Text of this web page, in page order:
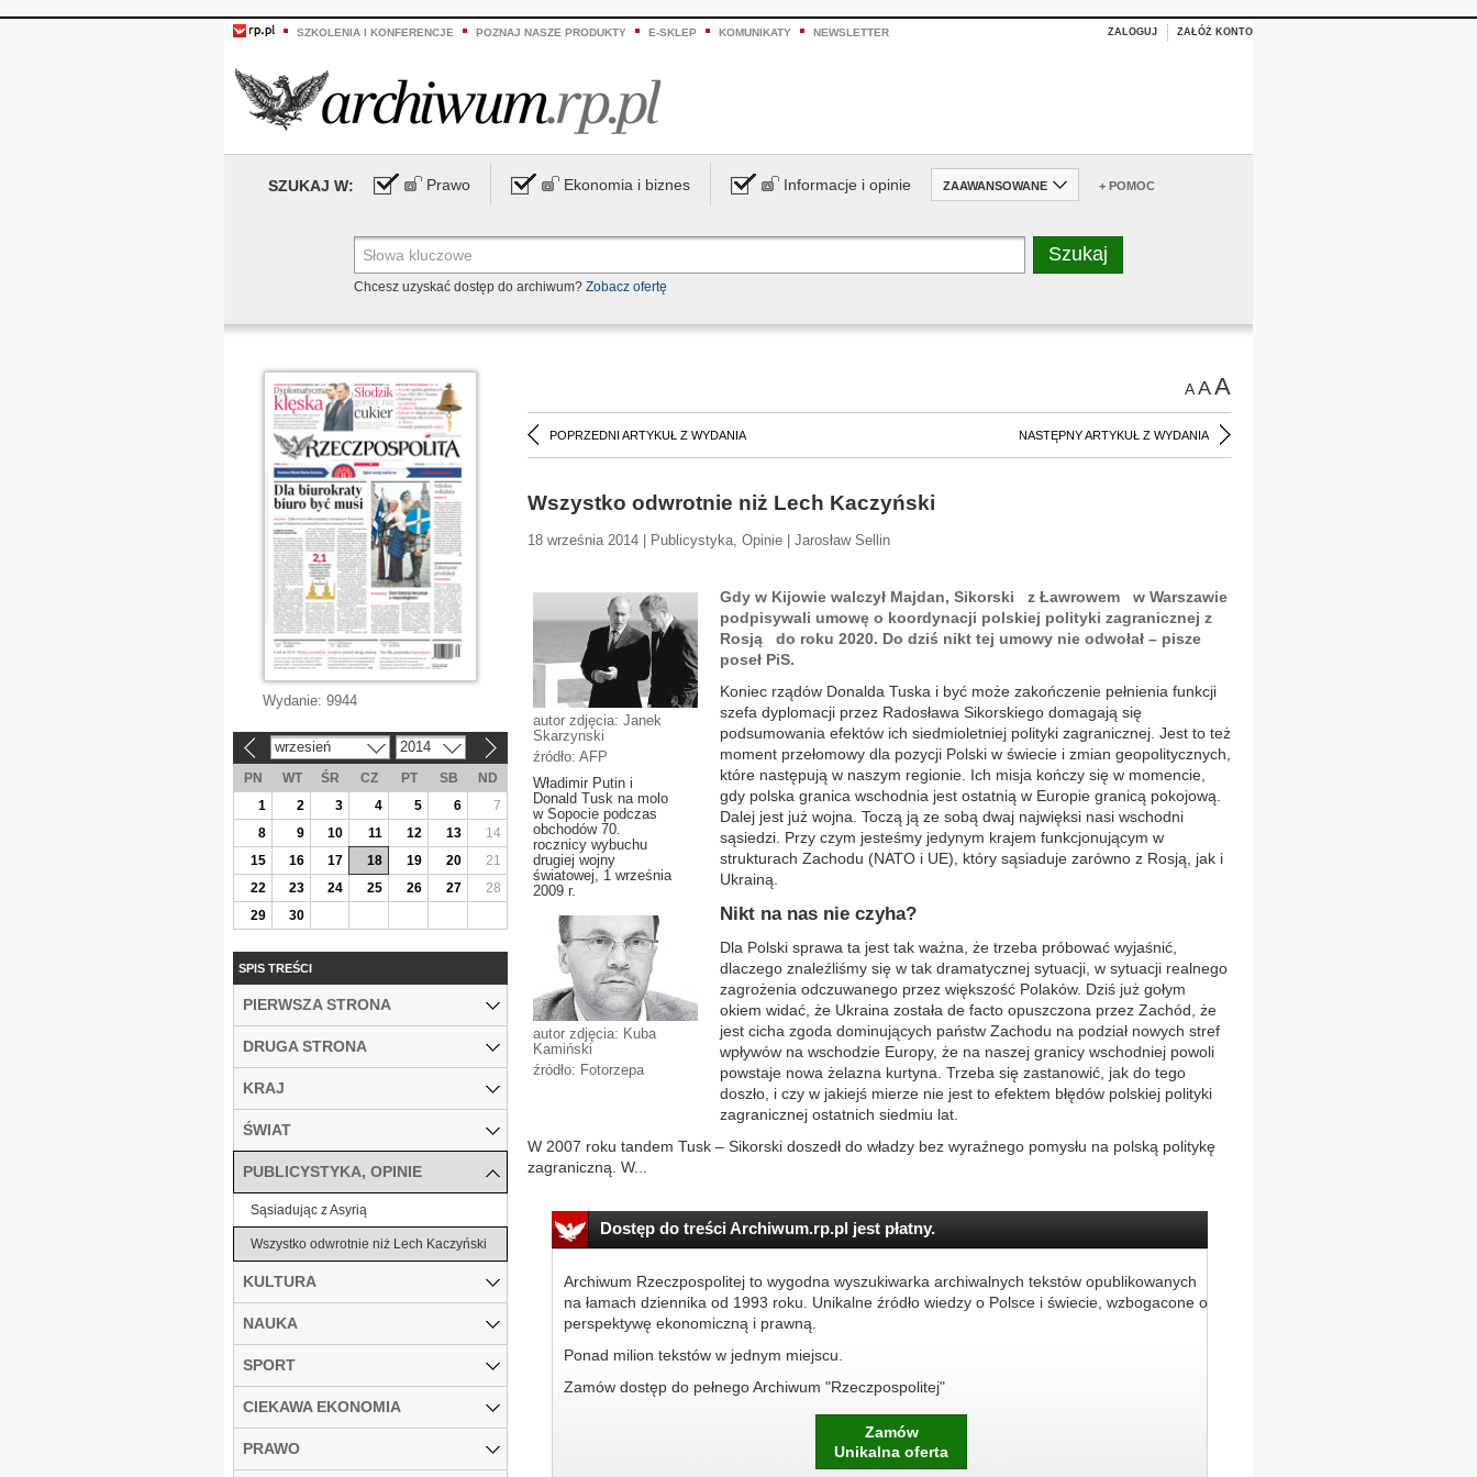
SZKOLENIA I KONFERENCJE POZNAJ NASZE PRODUKTY E-SKLEP KOMUNIKATY NEWSLETTER ZALOGUJ ZAŁÓŻ KONTO
SZUKAJ W: Prawo Ekonomia i biznes Informacje i opinie ZAAWANSOWANE + POMOC
Chcesz uzyskać dostęp do archiwum? Zobacz ofertę
AAA
POPRZEDNI ARTYKUŁ Z WYDANIA NASTĘPNY ARTYKUŁ Z WYDANIA
Wszystko odwrotnie niż Lech Kaczyński
18 września 2014 | Publicystyka, Opinie | Jarosław Sellin
autor zdjęcia: Janek
Skarzynski
źródło: AFP
Władimir Putin i
Donald Tusk na molo
w Sopocie podczas
obchodów 70.
rocznicy wybuchu
drugiej wojny
światowej, 1 września
2009 r.
autor zdjęcia: Kuba
Kamiński
źródło: Fotorzepa
Gdy w Kijowie walczył Majdan, Sikorski z Ławrowem w Warszawie
podpisywali umowę o koordynacji polskiej polityki zagranicznej z
Rosją do roku 2020. Do dziś nikt tej umowy nie odwołał – pisze
poseł PiS.
Koniec rządów Donalda Tuska i być może zakończenie pełnienia funkcji
szefa dyplomacji przez Radosława Sikorskiego domagają się
podsumowania efektów ich siedmioletniej polityki zagranicznej. Jest to też
moment przełomowy dla pozycji Polski w świecie i zmian geopolitycznych,
które następują w naszym regionie. Ich misja kończy się w momencie,
gdy polska granica wschodnia jest ostatnią w Europie granicą pokojową.
Dalej jest już wojna. Toczą ją ze sobą dwaj najwięksi nasi wschodni
sąsiedzi. Przy czym jesteśmy jedynym krajem funkcjonującym w
strukturach Zachodu (NATO i UE), który sąsiaduje zarówno z Rosją, jak i
Ukrainą.
Nikt na nas nie czyha?
Dla Polski sprawa ta jest tak ważna, że trzeba próbować wyjaśnić,
dlaczego znaleźliśmy się w tak dramatycznej sytuacji, w sytuacji realnego
zagrożenia odczuwanego przez większość Polaków. Dziś już gołym
okiem widać, że Ukraina została de facto opuszczona przez Zachód, że
jest cicha zgoda dominujących państw Zachodu na podział nowych stref
wpływów na wschodzie Europy, że na naszej granicy wschodniej powoli
powstaje nowa żelazna kurtyna. Trzeba się zastanowić, jak do tego
doszło, i czy w jakiejś mierze nie jest to efektem błędów polskiej polityki
zagranicznej ostatnich siedmiu lat.
W 2007 roku tandem Tusk – Sikorski doszedł do władzy bez wyraźnego pomysłu na polską politykę
zagraniczną. W...
Dostęp do treści Archiwum.rp.pl jest płatny.
Archiwum Rzeczpospolitej to wygodna wyszukiwarka archiwalnych tekstów opublikowanych
na łamach dziennika od 1993 roku. Unikalne źródło wiedzy o Polsce i świecie, wzbogacone o
perspektywę ekonomiczną i prawną.
Ponad milion tekstów w jednym miejscu.
Zamów dostęp do pełnego Archiwum "Rzeczpospolitej"
Zamów
Unikalna oferta
Wydanie: 9944
wrzesień 2014
PN WT ŚR CZ PT SB
ND
1
2 3 4 5 6
7
8
9 10 11 12 13
14
15
16 17 18 19 20
21
22
23 24 25 26 27
28
29
30
SPIS TREŚCI
PIERWSZA STRONA
DRUGA STRONA
KRAJ
ŚWIAT
PUBLICYSTYKA, OPINIE
Sąsiadując z Asyrią
Wszystko odwrotnie niż Lech Kaczyński
KULTURA
NAUKA
SPORT
CIEKAWA EKONOMIA
PRAWO